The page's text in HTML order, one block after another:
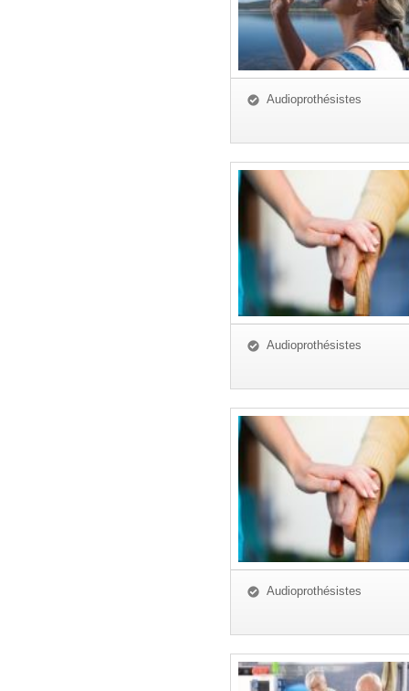
Audioprothésistes
Audioprothésistes
Audioprothésistes